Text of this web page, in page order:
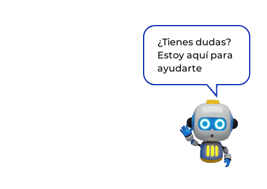
¿Tienes dudas?
Estoy aquí para
ayudarte